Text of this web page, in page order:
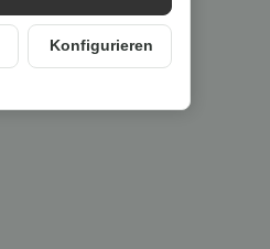
Konfigurieren